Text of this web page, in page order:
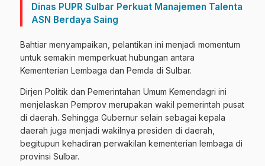
Dinas PUPR Sulbar Perkuat Manajemen Talenta
ASN Berdaya Saing
Bahtiar menyampaikan, pelantikan ini menjadi momentum
untuk semakin memperkuat hubungan antara
Kementerian Lembaga dan Pemda di Sulbar.
Dirjen Politik dan Pemerintahan Umum Kemendagri ini
menjelaskan Pemprov merupakan wakil pemerintah pusat
di daerah. Sehingga Gubernur selain sebagai kepala
daerah juga menjadi wakilnya presiden di daerah,
begitupun kehadiran perwakilan kementerian lembaga di
provinsi Sulbar.